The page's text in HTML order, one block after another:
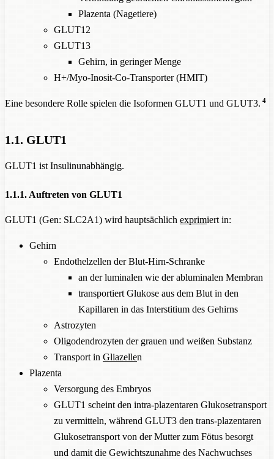
Plazenta (Nagetiere)
GLUT12
GLUT13
Gehirn, in geringer Menge
H+/Myo-Inosit-Co-Transporter (HMIT)
Eine besondere Rolle spielen die Isoformen GLUT1 und GLUT3. 4
1.1. GLUT1
GLUT1 ist Insulinunabhängig.
1.1.1. Auftreten von GLUT1
GLUT1 (Gen: SLC2A1) wird hauptsächlich exprimiert in:
Gehirn
Endothelzellen der Blut-Hirn-Schranke
an der luminalen wie der abluminalen Membran
transportiert Glukose aus dem Blut in den
Kapillaren in das Interstitium des Gehirns
Astrozyten
Oligodendrozyten der grauen und weißen Substanz
Transport in Gliazellen
Plazenta
Versorgung des Embryos
GLUT1 scheint den intra-plazentaren Glukosetransport
zu vermitteln, während GLUT3 den trans-plazentaren
Glukosetransport von der Mutter zum Fötus besorgt
und damit die Gewichtszunahme des Nachwuchses